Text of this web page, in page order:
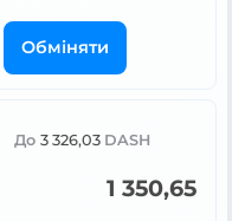
Обміняти
До 3 326,03 DASH
1 350,65